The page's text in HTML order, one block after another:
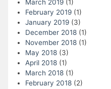
March 2019(1)
February 2019(1)
January 2019(3)
December 2018(1)
November 2018(1)
May 2018(3)
April 2018(1)
March 2018(1)
February 2018(2)